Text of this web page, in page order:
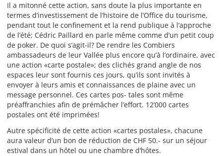
Il a mitonné cette action, sans doute la plus importante en
termes d’investissement de l’histoire de l’Office du tourisme,
pendant tout le confinement et la rend publique à l’approche
de l’été; Cédric Paillard en parle même comme d’un petit coup
de poker. De quoi s’agit-il? De rendre les Combiers
ambassadeurs de leur Vallée plus encore qu’à l’ordinaire, avec
une action «carte postale»; des clichés grand angle de nos
espaces leur sont fournis ces jours, qu’ils sont invités à
envoyer à leurs amis et connaissances de plaine avec un
message personnel. Ces cartes pos- tales sont même
préaffranchies afin de prémâcher l’effort. 12’000 cartes
postales ont été imprimées!
Autre spécificité de cette action «cartes postales», chacune
aura valeur d’un bon de réduction de CHF 50.- sur un séjour
estival dans un hôtel ou une chambre d’hôtes.